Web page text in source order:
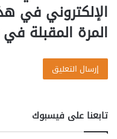
الإلكتروني في
المرة المقبلة
تابعنا على فيسبوك